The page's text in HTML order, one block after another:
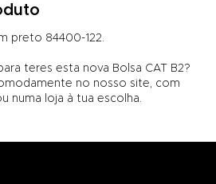
preto 84400-122.
teres esta nova Bolsa CAT B2?
no nosso site, com
numa loja à tua escolha.